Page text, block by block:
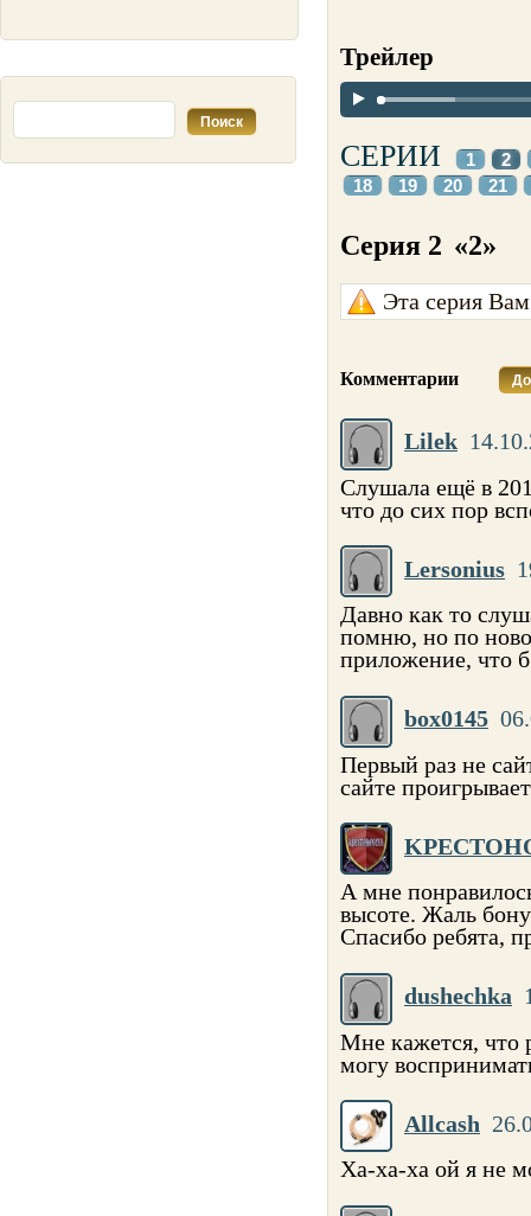
Трейлер
СЕРИИ 1
2
18
19 20 21
Серия 2 «2»
Эта серия
Комментарии
Lilek
Слушала ещё в
что до сих пор
Lersonius
Давно как то
помню, но по
приложение, что
box0145
Первый раз не
сайте
А мне
высоте. Жаль
Спасибо ребята,
dushechka
Мне кажется, что
могу
Allcash
Ха-ха-ха ой я не